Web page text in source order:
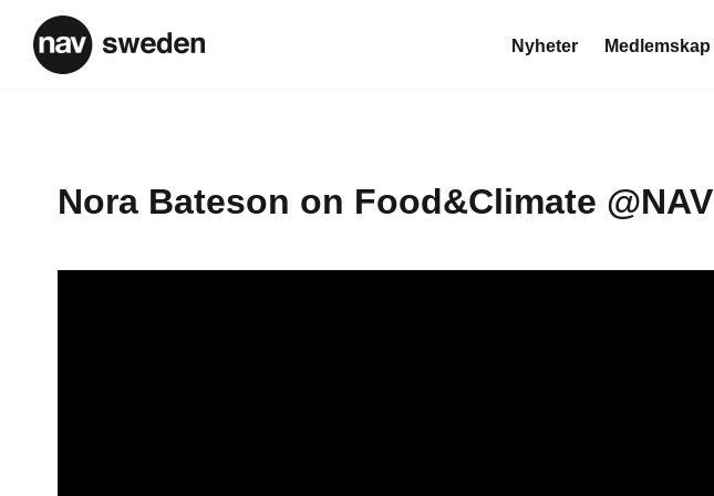
Nyheter Medlemskap
Nora Bateson on Food&Climate @NAV